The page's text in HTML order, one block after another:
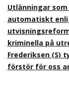
Utlänningar
automatiskt
kriminella på
Frederiksen (S)
förstör för oss